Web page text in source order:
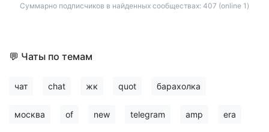
Суммарно подписчиков в найденных сообществах: 407 (online 1)
💬 Чаты по темам
чат chat жк quot барахолка
москва of new telegram amp era